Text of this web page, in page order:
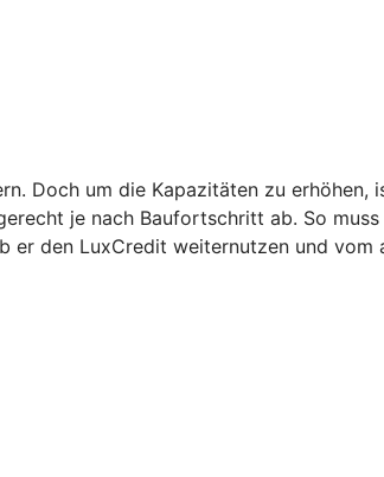
Doch um die Kapazitäten zu
je nach Baufortschritt ab. So
er den LuxCredit weiternutzen und